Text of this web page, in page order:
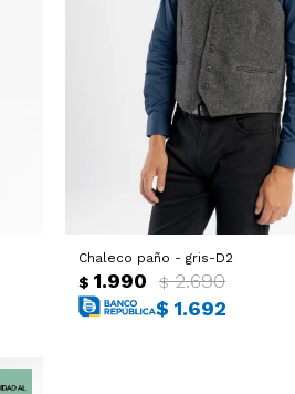
Chaleco paño - gris-D2
$ 1.990 $ 2.690
$ 1.692